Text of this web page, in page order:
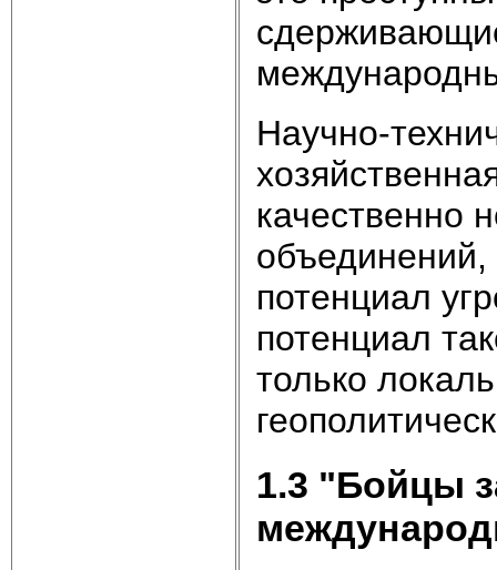
Научно-
качественно
объединений,
потенциал
потенциал
только
1.3 "Бойцы